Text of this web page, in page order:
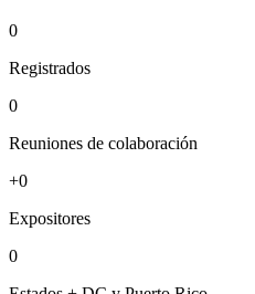
0
Registrados
0
Reuniones de colaboración
+0
Expositores
0